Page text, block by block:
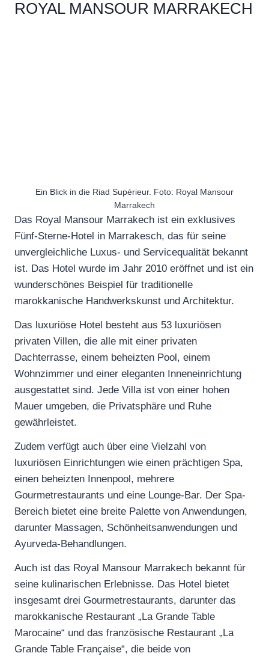
ROYAL MANSOUR MARRAKECH
Ein Blick in die Riad Supérieur. Foto: Royal Mansour
Marrakech
Das Royal Mansour Marrakech ist ein exklusives
Fünf-Sterne-Hotel in Marrakesch, das für seine
unvergleichliche Luxus- und Servicequalität bekannt
ist. Das Hotel wurde im Jahr 2010 eröffnet und ist ein
wunderschönes Beispiel für traditionelle
marokkanische Handwerkskunst und Architektur.
Das luxuriöse Hotel besteht aus 53 luxuriösen
privaten Villen, die alle mit einer privaten
Dachterrasse, einem beheizten Pool, einem
Wohnzimmer und einer eleganten Inneneinrichtung
ausgestattet sind. Jede Villa ist von einer hohen
Mauer umgeben, die Privatsphäre und Ruhe
gewährleistet.
Zudem verfügt auch über eine Vielzahl von
luxuriösen Einrichtungen wie einen prächtigen Spa,
einen beheizten Innenpool, mehrere
Gourmetrestaurants und eine Lounge-Bar. Der Spa-
Bereich bietet eine breite Palette von Anwendungen,
darunter Massagen, Schönheitsanwendungen und
Ayurveda-Behandlungen.
Auch ist das Royal Mansour Marrakech bekannt für
seine kulinarischen Erlebnisse. Das Hotel bietet
insgesamt drei Gourmetrestaurants, darunter das
marokkanische Restaurant „La Grande Table
Marocaine“ und das französische Restaurant „La
Grande Table Française“, die beide von